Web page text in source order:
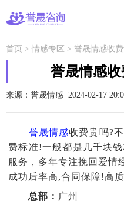
首页 > 情感专区 > 誉晟情感收
誉晟情感
来源：誉晟情感 2024-02-17
誉晟情感收费贵吗?
费标准!一般都是几千块
服务，多年专注挽回爱情
成功后率高,合同保障!高
总部： 广州